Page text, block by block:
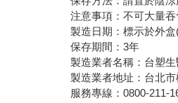
注意事項：不可大量
製造日期：標示於外
保存期間：3年
製造業者名稱：台塑
製造業者地址：台北
服務專線：0800-211-